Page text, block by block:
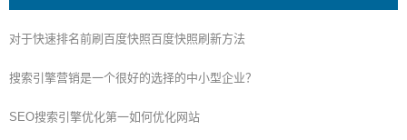
对于快速排名前刷百度快照百度快照刷新方法
搜索引擎营销是一个很好的选择的中小型企业？
SEO搜索引擎优化第一如何优化网站